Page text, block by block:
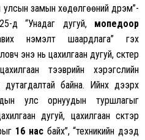
замын хөдөлгөөний дүрэм”-
д “Унадаг дугуй, мопедоор
нэмэлт шаардлага” гэх
энэ нь цахилгаан дугуй, скүүтер
тээврийн хэрэгслийн
байна. Ийнхүү дээрх
улс орнуудын туршлагыг
дугуй, цахилгаан скүүтэр
16 насбайх”, “техникийн дээд